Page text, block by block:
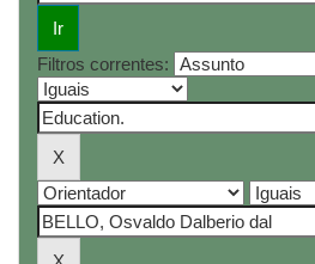
Filtros correntes: